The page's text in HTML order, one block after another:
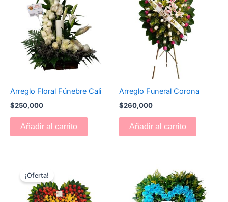
Arreglo Floral Fúnebre Cali
$250,000
Añadir al carrito
Arreglo Funeral Corona
$260,000
Añadir al carrito
¡Oferta!precio
original
era:
$750,000.
actual
es:
$730,000.